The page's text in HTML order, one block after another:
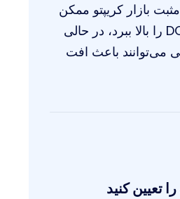
بازار کریپتو ممکن
است قیمت DOGE را بالا ببرد، در حالی
می‌توانند باعث افت
تعیین کنید